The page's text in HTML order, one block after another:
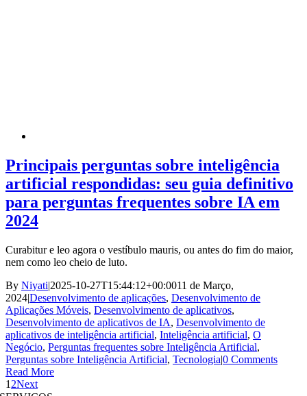
Principais perguntas sobre inteligência
artificial respondidas: seu guia definitivo
para perguntas frequentes sobre IA em
2024
Curabitur e leo agora o vestíbulo mauris, ou antes do fim do maior,
nem como leo cheio de luto.
By Niyati|2025-10-27T15:44:12+00:0011 de Março,
2024|Desenvolvimento de aplicações, Desenvolvimento de
Aplicações Móveis, Desenvolvimento de aplicativos,
Desenvolvimento de aplicativos de IA, Desenvolvimento de
aplicativos de inteligência artificial, Inteligência artificial, O
Negócio, Perguntas frequentes sobre Inteligência Artificial,
Perguntas sobre Inteligência Artificial, Tecnologia|0 Comments
Read More
1 2Next